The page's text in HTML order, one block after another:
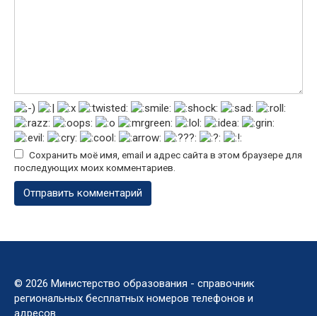
Сохранить моё имя, email и адрес сайта в этом браузере для
последующих моих комментариев.
© 2026 Министерство образования - справочник
региональных бесплатных номеров телефонов и
адресов